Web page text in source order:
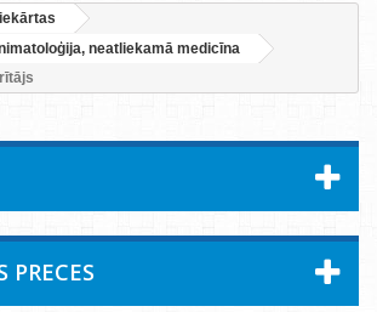
neatliekamā medicīna
PRECES